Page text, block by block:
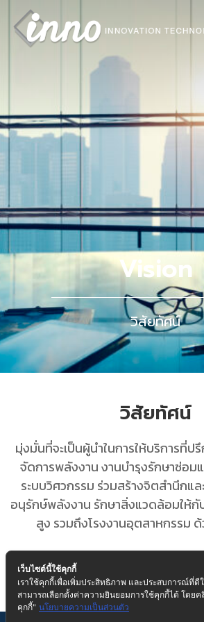
Vision
วิสัยทัศน์
วิสัยทัศน์
มุ่งมั่นที่จะเป็นผู้นำในการให้บริการที่ป
จัดการพลังงาน งานบำรุงรักษาซ่อม
ระบบวิศวกรรม ร่วมสร้างจิตสำนึกแ
อนุรักษ์พลังงาน รักษาสิ่งแวดล้อมให้กั
สูง รวมถึงโรงงานอุตสาหกรรม
“ซื่อสัตย์ มีมาตรฐานและพึงพอ
เว็บไซต์นี้ใช้คุกกี้
เราใช้คุกกี้เพื่อเพิ่มประสิทธิภาพ และประสบการณ์ที่
สามารถเลือกตั้งค่าความยินยอมการใช้คุกกี้ได้ โดยค
คุกกี้" นโยบายความเป็นส่วนตัว